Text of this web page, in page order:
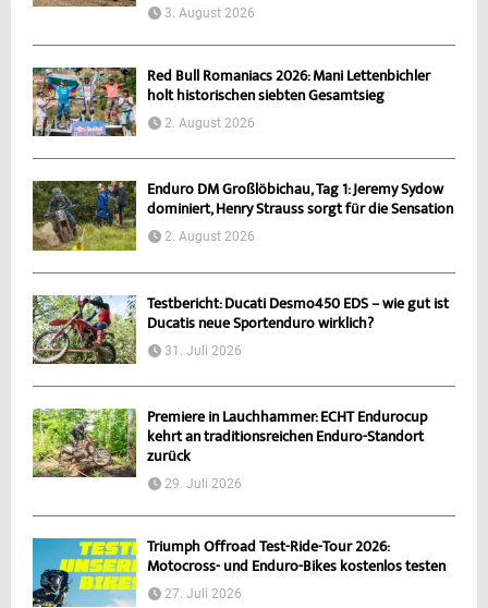
3. August 2026
Red Bull Romaniacs 2026: Mani Lettenbichler
holt historischen siebten Gesamtsieg
2. August 2026
Enduro DM Großlöbichau, Tag 1: Jeremy Sydow
dominiert, Henry Strauss sorgt für die Sensation
2. August 2026
Testbericht: Ducati Desmo450 EDS – wie gut ist
Ducatis neue Sportenduro wirklich?
31. Juli 2026
Premiere in Lauchhammer: ECHT Endurocup
kehrt an traditionsreichen Enduro-Standort
zurück
29. Juli 2026
Triumph Offroad Test-Ride-Tour 2026:
Motocross- und Enduro-Bikes kostenlos testen
27. Juli 2026